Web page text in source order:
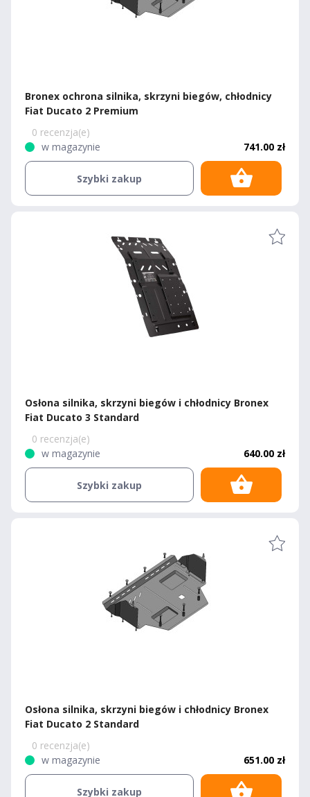
Bronex ochrona silnika, skrzyni biegów, chłodnicy
Fiat Ducato 2 Premium
0 recenzja(e)
w magazynie
741.00 zł
Szybki zakup
Osłona silnika, skrzyni biegów i chłodnicy Bronex
Fiat Ducato 3 Standard
0 recenzja(e)
w magazynie
640.00 zł
Szybki zakup
Osłona silnika, skrzyni biegów i chłodnicy Bronex
Fiat Ducato 2 Standard
0 recenzja(e)
w magazynie
651.00 zł
Szybki zakup